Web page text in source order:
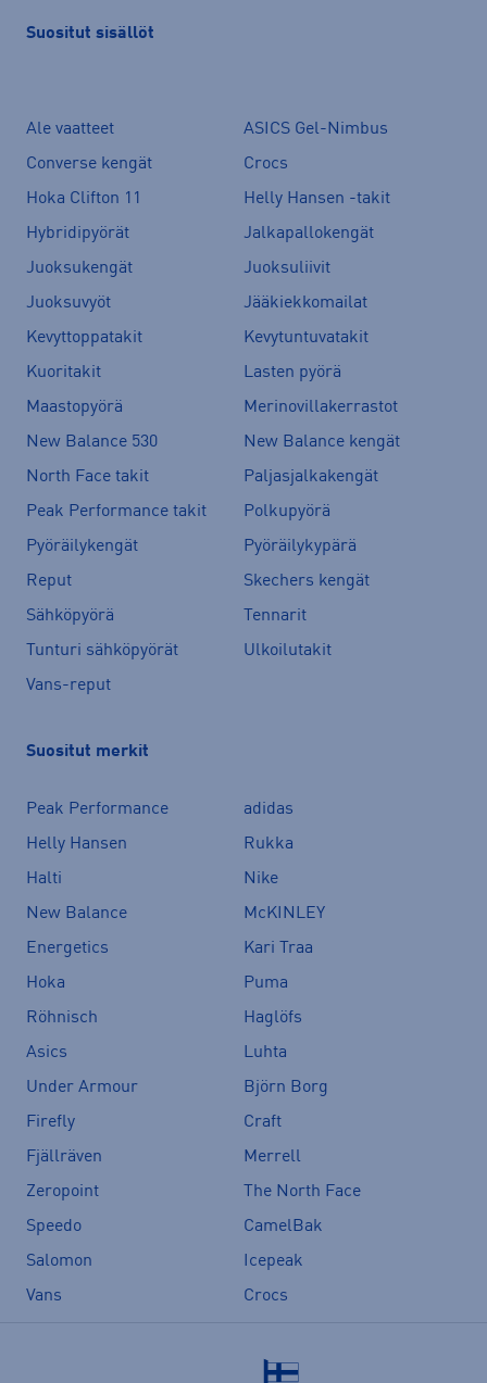
Suositut sisällöt
Ale vaatteet
ASICS Gel-Nimbus
Converse kengät
Crocs
Hoka Clifton 11
Helly Hansen -takit
Hybridipyörät
Jalkapallokengät
Juoksukengät
Juoksuliivit
Juoksuvyöt
Jääkiekkomailat
Kevyttoppatakit
Kevytuntuvatakit
Kuoritakit
Lasten pyörä
Maastopyörä
Merinovillakerrastot
New Balance 530
New Balance kengät
North Face takit
Paljasjalkakengät
Peak Performance takit
Polkupyörä
Pyöräilykengät
Pyöräilykypärä
Reput
Skechers kengät
Sähköpyörä
Tennarit
Tunturi sähköpyörät
Ulkoilutakit
Vans-reput
Suositut merkit
Peak Performance
adidas
Helly Hansen
Rukka
Halti
Nike
New Balance
McKINLEY
Energetics
Kari Traa
Hoka
Puma
Röhnisch
Haglöfs
Asics
Luhta
Under Armour
Björn Borg
Firefly
Craft
Fjällräven
Merrell
Zeropoint
The North Face
Speedo
CamelBak
Salomon
Icepeak
Vans
Crocs